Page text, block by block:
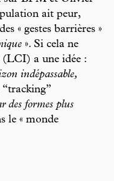
ait peur,
« gestes barrières »
». Si cela ne
(LCI) a une idée :
indépassable,
des formes plus
le « monde